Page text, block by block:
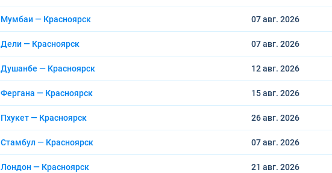
Мумбаи — Красноярск 07 авг. 2026
Дели — Красноярск 07 авг. 2026
Душанбе — Красноярск 12 авг. 2026
Фергана — Красноярск 15 авг. 2026
Пхукет — Красноярск 26 авг. 2026
Стамбул — Красноярск 07 авг. 2026
Лондон — Красноярск 21 авг. 2026